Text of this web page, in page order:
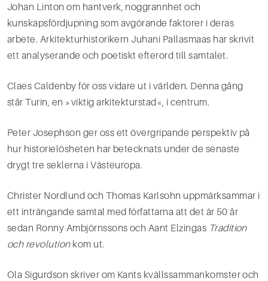
Johan Linton om hantverk, noggrannhet och
kunskapsfördjupning som avgörande faktorer i deras
arbete. Arkitekturhistorikern Juhani Pallasmaas har skrivit
ett analyserande och poetiskt efterord till samtalet.
Claes Caldenby för oss vidare ut i världen. Denna gång
står Turin, en »viktig arkitekturstad«, i cent­rum.
Peter Josephson ger oss ett övergripande perspektiv på
hur historielösheten har betecknats under de senaste
drygt tre seklerna i Västeuropa.
Christer Nordlund och Thomas Karlsohn uppmärksammar i
ett inträngande samtal med författarna att det är 50 år
sedan Ronny Ambjörnssons och Aant Elzingas Tradition
och revolutionkom ut.
Ola Sigurdson skriver om Kants kvällssammankomster och